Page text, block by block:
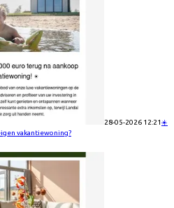
28-05-2026 12:21☀️
vakantiewoning?